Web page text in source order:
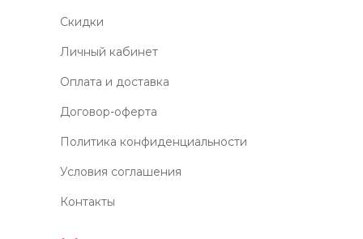
Скидки
Личный кабинет
Оплата и доставка
Договор-оферта
Политика конфиденциальности
Условия соглашения
Контакты